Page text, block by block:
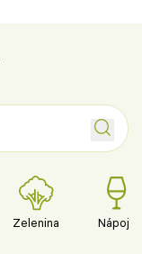
Zelenina Nápoje